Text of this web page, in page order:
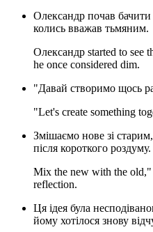
Олександр почав
колись вважав тьмяним.
Олександр started to see
he once considered dim.
"Давай створимо щось
"Let's create something
Змішаємо нове зі
після короткого роздуму.
Mix the new with the old,"
reflection.
Ця ідея була
йому хотілося знову